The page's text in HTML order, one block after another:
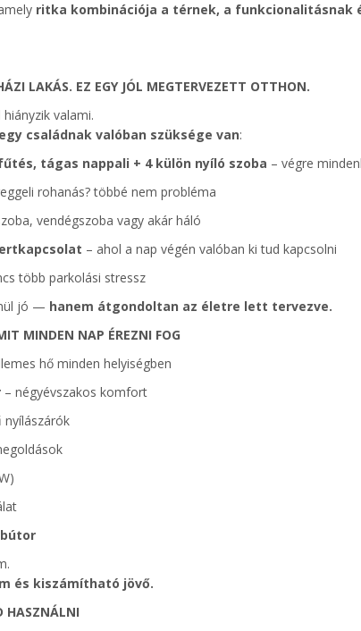
ritka kombinációja a térnek, a funkcionalitásnak
LAKÁS. EZ EGY JÓL MEGTERVEZETT OTTHON.
valami.
családnak valóban szüksége van:
tágas nappali + 4 külön nyíló szoba – végre
rohanás? többé nem probléma
vendégszoba vagy akár háló
– ahol a nap végén valóban ki tud kapcsolni
több parkolási stressz
jó — hanem átgondoltan az életre lett tervezve.
MINDEN NAP ÉREZNI FOG
hő minden helyiségben
– négyévszakos komfort
nyílászárók
és kiszámítható jövő.
HASZNÁLNI